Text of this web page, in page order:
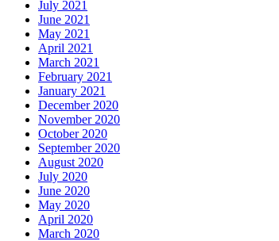
July 2021
June 2021
May 2021
April 2021
March 2021
February 2021
January 2021
December 2020
November 2020
October 2020
September 2020
August 2020
July 2020
June 2020
May 2020
April 2020
March 2020